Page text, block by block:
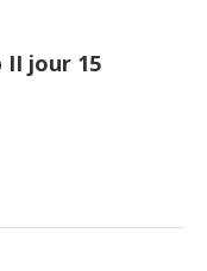
II jour 15